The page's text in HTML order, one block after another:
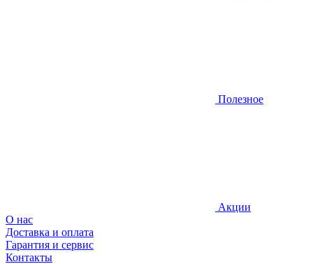
Полезное
Акции
О нас
Доставка и оплата
Гарантия и сервис
Контакты